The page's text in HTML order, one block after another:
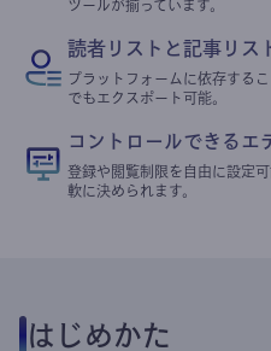
ツールが揃っています。
読者リストと記事リス
プラットフォームに依存する
でもエクスポート可能。
コントロールできるエ
登録や閲覧制限を自由に設定
軟に決められます。
はじめかた